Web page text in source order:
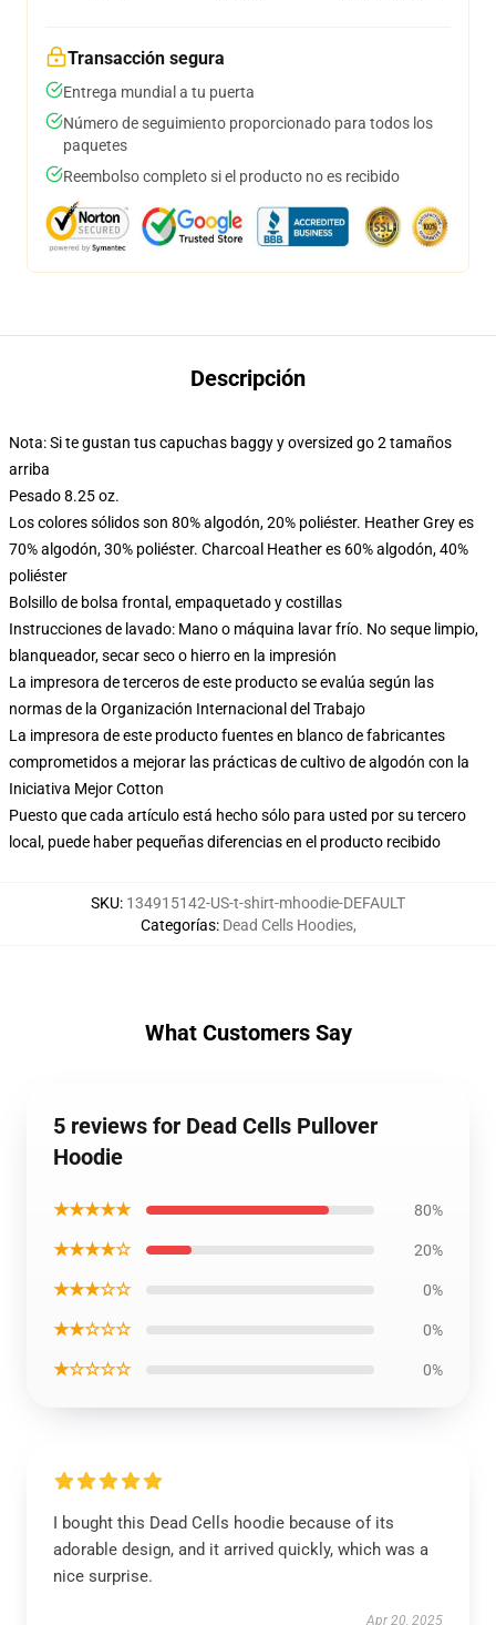
Transacción segura
Entrega mundial a tu puerta
Número de seguimiento proporcionado para todos los
paquetes
Reembolso completo si el producto no es recibido
Descripción
Nota: Si te gustan tus capuchas baggy y oversized go 2 tamaños
arriba
Pesado 8.25 oz.
Los colores sólidos son 80% algodón, 20% poliéster. Heather Grey es
70% algodón, 30% poliéster. Charcoal Heather es 60% algodón, 40%
poliéster
Bolsillo de bolsa frontal, empaquetado y costillas
Instrucciones de lavado: Mano o máquina lavar frío. No seque limpio,
blanqueador, secar seco o hierro en la impresión
La impresora de terceros de este producto se evalúa según las
normas de la Organización Internacional del Trabajo
La impresora de este producto fuentes en blanco de fabricantes
comprometidos a mejorar las prácticas de cultivo de algodón con la
Iniciativa Mejor Cotton
Puesto que cada artículo está hecho sólo para usted por su tercero
local, puede haber pequeñas diferencias en el producto recibido
SKU: 134915142-US-t-shirt-mhoodie-DEFAULT
Categorías: Dead Cells Hoodies,
What Customers Say
5 reviews for Dead Cells Pullover
Hoodie
★★★★★ 80%
★★★★☆ 20%
★★★☆☆ 0%
★★☆☆☆ 0%
★☆☆☆☆ 0%
I bought this Dead Cells hoodie because of its
adorable design, and it arrived quickly, which was a
nice surprise.
Apr 20, 2025